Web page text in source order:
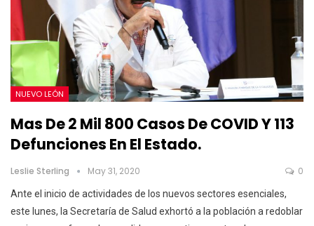
NUEVO LEÓN
Mas De 2 Mil 800 Casos De COVID Y 113
Defunciones En El Estado.
Leslie Sterling May 31, 2020 0
Ante el inicio de actividades de los nuevos sectores esenciales,
este lunes, la Secretaría de Salud exhortó a la población a redoblar